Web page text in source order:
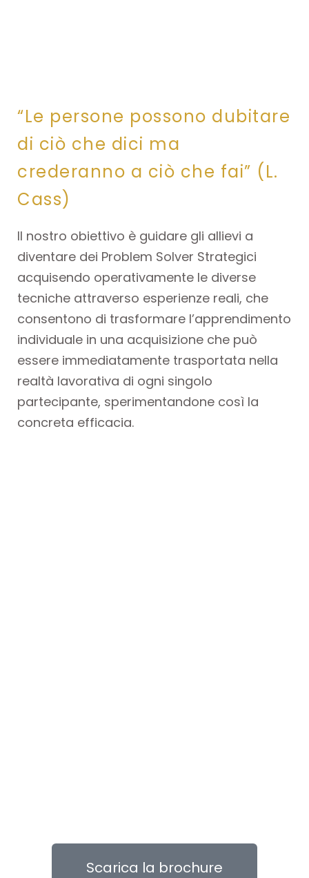
“Le persone possono dubitare
di ciò che dici ma
crederanno a ciò che fai” (L.
Cass)
Il nostro obiettivo è guidare gli allievi a
diventare dei Problem Solver Strategici
acquisendo operativamente le diverse
tecniche attraverso esperienze reali, che
consentono di trasformare l’apprendimento
individuale in una acquisizione che può
essere immediatamente trasportata nella
realtà lavorativa di ogni singolo
partecipante, sperimentandone così la
concreta efficacia.
Scarica la brochure